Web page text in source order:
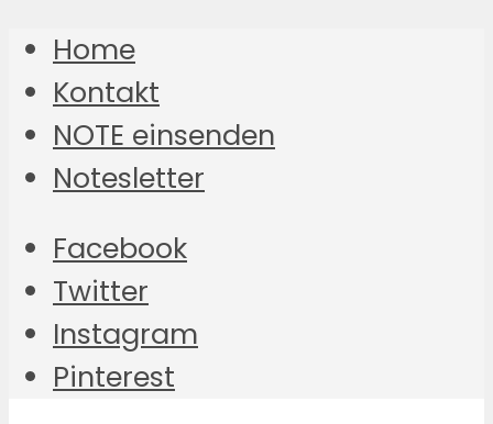
Home
Kontakt
NOTE einsenden
Notesletter
Facebook
Twitter
Instagram
Pinterest